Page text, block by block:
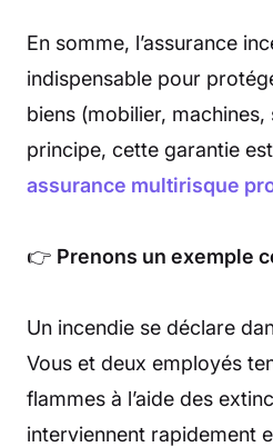
En somme, l’assurance
indispensable pour
biens (mobilier,
principe, cette garantie
assurance multirisque
👉 Prenons un exemple
Un incendie se déclare
Vous et deux employés
flammes à l’aide des
interviennent rapidement